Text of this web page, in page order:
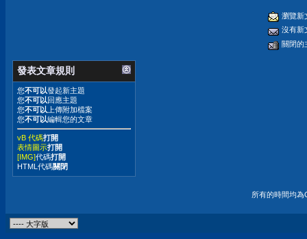
瀏覽新
沒有新
關閉的
發表文章規則
您不可以發起新主題
您不可以回應主題
您不可以 上傳附加檔案
您不可以編輯您的文章
vB 代碼打開
表情圖示打開
[IMG]代碼打開
HTML代碼關閉
所有的時間均為